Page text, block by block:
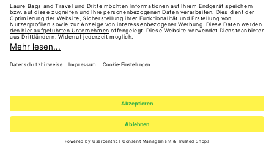
E-Mail
Facebook
© 2026,Laure Bags and TravelVertrag widerrufen